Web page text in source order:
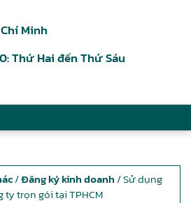
Minh
Thứ Hai đến Thứ Sáu
/Đăng ký kinh doanh / Sử dụng
trọn gói tại TPHCM